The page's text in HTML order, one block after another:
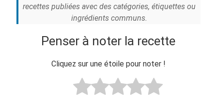
recettes publiées avec des catégories, étiquettes ou
ingrédients communs.
Penser à noter la recette
Cliquez sur une étoile pour noter !